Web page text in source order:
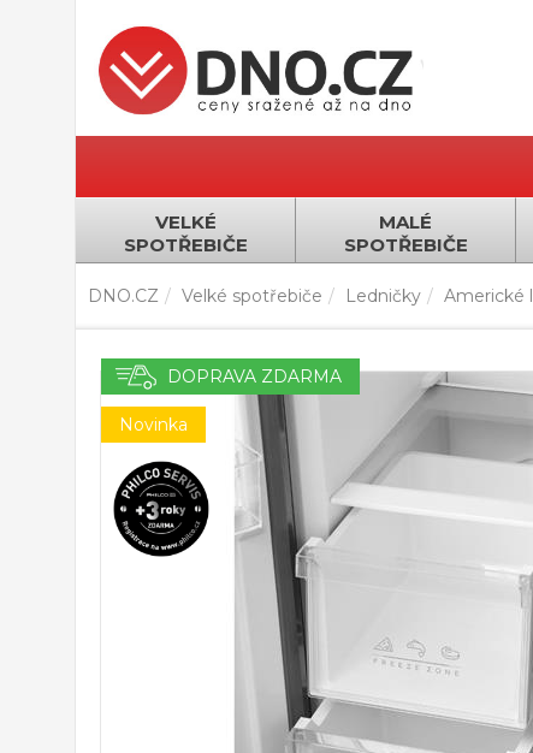
VELKÉ
SPOTŘEBIČE
MALÉ
SPOTŘEBIČE
DNO.CZ Velké spotřebiče Ledničky Americké
DOPRAVA ZDARMA
Novinka